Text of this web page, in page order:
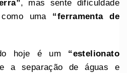
, mas sente dificuldade
uma “ferramenta de
hoje é um “estelionato
a separação de águas e